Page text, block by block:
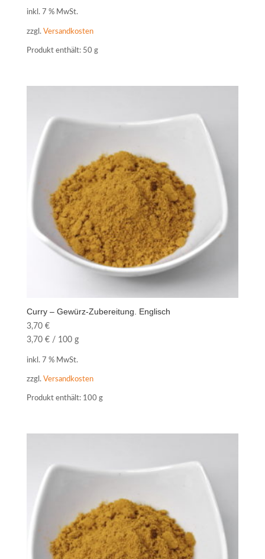
inkl. 7 % MwSt.
zzgl. Versandkosten
Produkt enthält: 50 g
Curry – Gewürz-Zubereitung. Englisch
3,70 €
3,70 €/ 100 g
inkl. 7 % MwSt.
zzgl. Versandkosten
Produkt enthält: 100 g